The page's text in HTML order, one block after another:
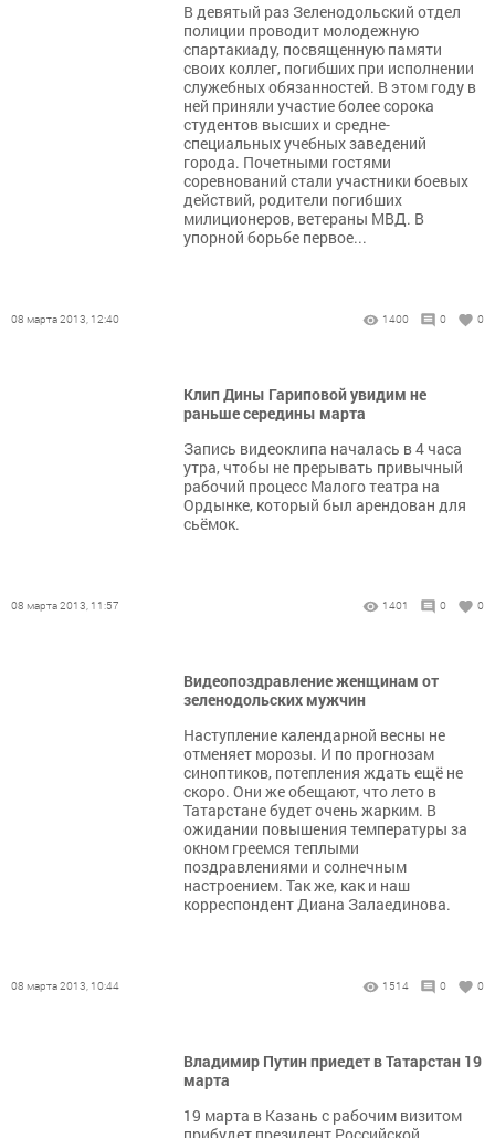
В девятый раз Зеленодольский отдел
полиции проводит молодежную
спартакиаду, посвященную памяти
своих коллег, погибших при исполнении
служебных обязанностей. В этом году в
ней приняли участие более сорока
студентов высших и средне-
специальных учебных заведений
города. Почетными гостями
соревнований стали участники боевых
действий, родители погибших
милиционеров, ветераны МВД. В
упорной борьбе первое...
08 марта 2013, 12:40 1400 0 0
Клип Дины Гариповой увидим не
раньше середины марта
Запись видеоклипа началась в 4 часа
утра, чтобы не прерывать привычный
рабочий процесс Малого театра на
Ордынке, который был арендован для
сьёмок.
08 марта 2013, 11:57 1401 0 0
Видеопоздравление женщинам от
зеленодольских мужчин
Наступление календарной весны не
отменяет морозы. И по прогнозам
синоптиков, потепления ждать ещё не
скоро. Они же обещают, что лето в
Татарстане будет очень жарким. В
ожидании повышения температуры за
окном греемся теплыми
поздравлениями и солнечным
настроением. Так же, как и наш
корреспондент Диана Залаединова.
08 марта 2013, 10:44 1514 0 0
Владимир Путин приедет в Татарстан 19
марта
19 марта в Казань с рабочим визитом